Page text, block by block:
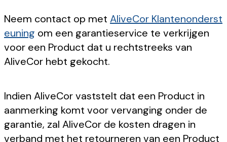
Neem contact op met AliveCor Klantenonderst
euning om een garantieservice te verkrijgen
voor een Product dat u rechtstreeks van
AliveCor hebt gekocht.
Indien AliveCor vaststelt dat een Product in
aanmerking komt voor vervanging onder de
garantie, zal AliveCor de kosten dragen in
verband met het retourneren van een Product